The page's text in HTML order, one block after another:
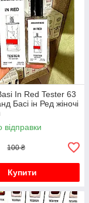
In Red Tester 63
Басі ін Ред жіночі
відправки
100 ₴
Купити